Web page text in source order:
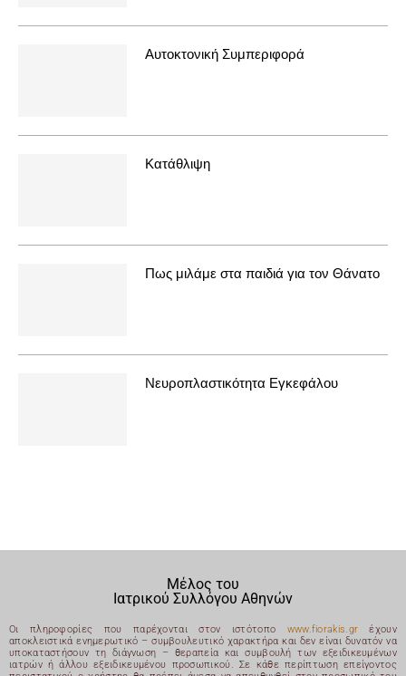
Αυτοκτονική Συμπεριφορά
Κατάθλιψη
Πως μιλάμε στα παιδιά για τον Θάνατο
Νευροπλαστικότητα Εγκεφάλου
Μέλος του
Ιατρικού Συλλόγου Αθηνών
Οι πληροφορίες που παρέχονται στον ιστότοπο www.fiorakis.gr έχουν
αποκλειστικά ενημερωτικό – συμβουλευτικό χαρακτήρα και δεν είναι δυνατόν να
υποκαταστήσουν τη διάγνωση – θεραπεία και συμβουλή των εξειδικευμένων
ιατρών ή άλλου εξειδικευμένου προσωπικού. Σε κάθε περίπτωση επείγοντος